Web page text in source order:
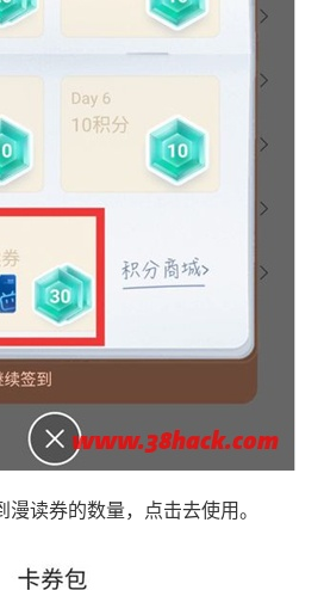
读券的数量，点击去使用。